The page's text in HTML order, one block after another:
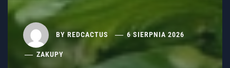
BY REDCACTUS 6 SIERPNIA 2026
ZAKUPY